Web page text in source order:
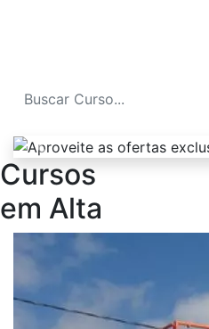
Cursos
em Alta